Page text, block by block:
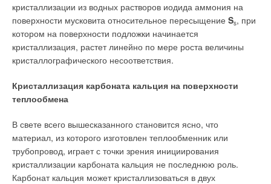
кристаллизации из водных растворов иодида аммония на
поверхности мусковита относительное пересыщение Ss, при
котором на поверхности подложки начинается
кристаллизация, растет линейно по мере роста величины
кристаллографического несоответствия.
Кристаллизация карбоната кальция на поверхности
теплообмена
В свете всего вышесказанного становится ясно, что
материал, из которого изготовлен теплообменник или
трубопровод, играет с точки зрения инициирования
кристаллизации карбоната кальция не последнюю роль.
Карбонат кальция может кристаллизоваться в двух